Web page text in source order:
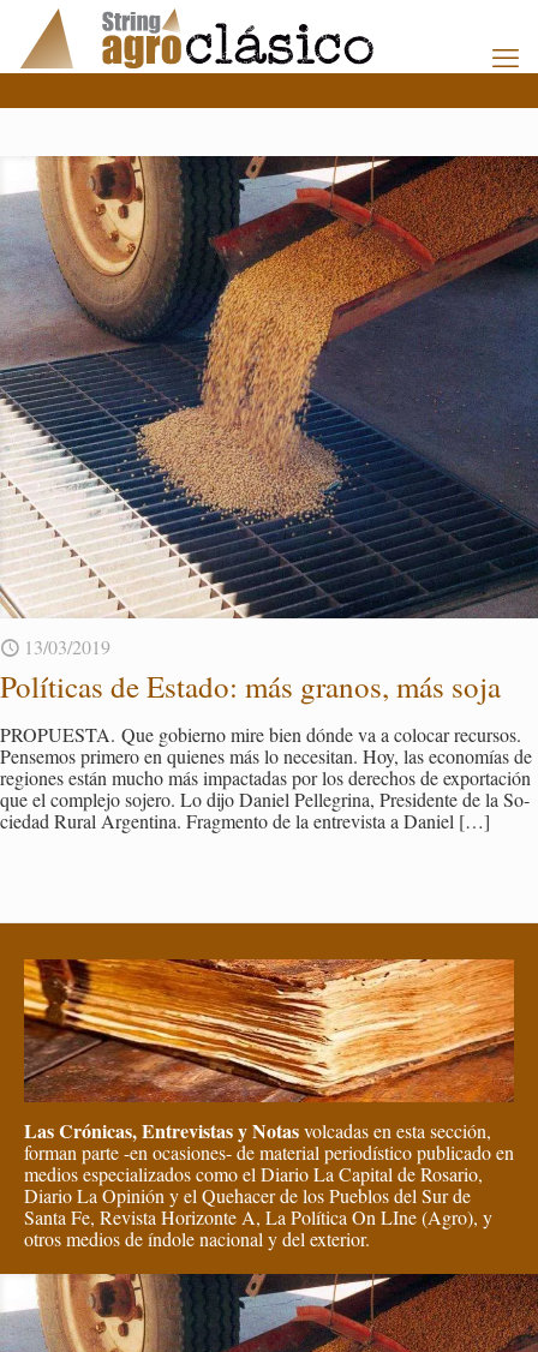
13/03/2019
Po­lí­ti­cas de Es­ta­do: más gra­nos, más soja
PRO­PUES­TA. Que go­bierno mire bien dónde va a co­lo­car re­cur­sos.
Pen­se­mos pri­me­ro en quie­nes más lo ne­ce­si­tan. Hoy, las eco­no­mías de
re­gio­nes están mucho más im­pac­ta­das por los de­re­chos de ex­por­ta­ción
que el com­ple­jo so­je­ro. Lo dijo Da­niel Pe­lle­gri­na, Pre­si­den­te de la So­
cie­dad Rural Ar­gen­ti­na. Frag­men­to de la en­tre­vis­ta a Da­niel […]
Las Crónicas, Entrevistas y Notasvolcadas en esta sección,
forman parte -en ocasiones- de material periodístico publicado en
medios especializados como el Diario La Capital de Rosario,
Diario La Opinión y el Quehacer de los Pueblos del Sur de
Santa Fe, Revista Horizonte A, La Política On LIne (Agro), y
otros medios de índole nacional y del exterior.